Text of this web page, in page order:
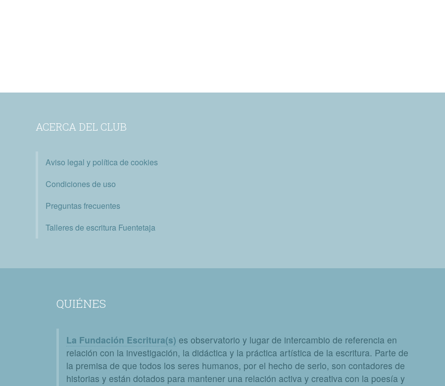
ACERCA DEL CLUB
Aviso legal y política de cookies
Condiciones de uso
Preguntas frecuentes
Talleres de escritura Fuentetaja
QUIÉNES
La Fundación Escritura(s) es observatorio y lugar de intercambio de referencia en
relación con la investigación, la didáctica y la práctica artística de la escritura. Parte de
la premisa de que todos los seres humanos, por el hecho de serlo, son contadores de
historias y están dotados para mantener una relación activa y creativa con la poesía y